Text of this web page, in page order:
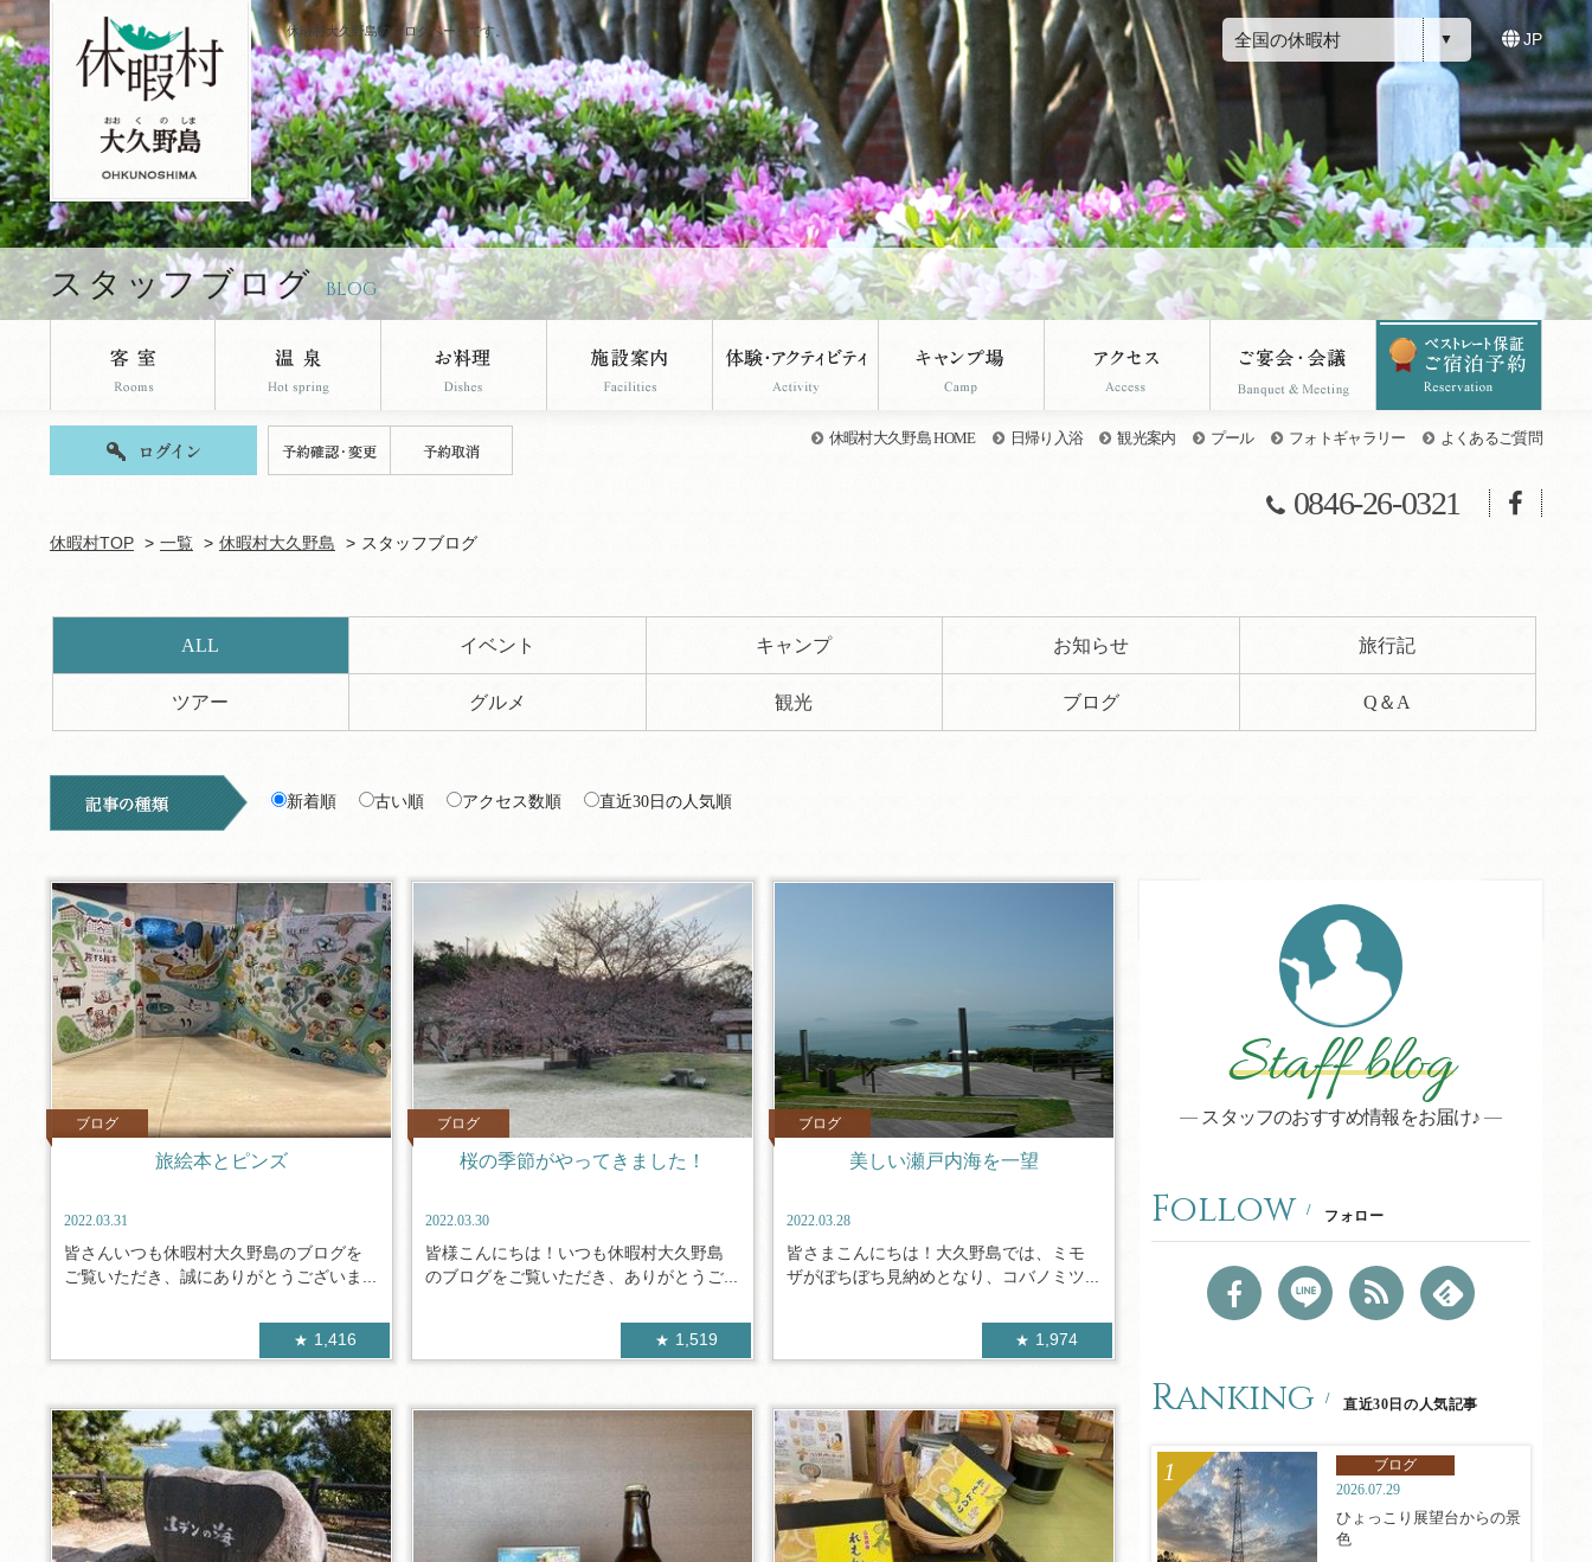
休暇村大久野島のブログページです。 全国の休暇村 JP
スタッフブログ BLOG
休暇村大久野島 HOME 日帰り入浴 観光案内 プール フォトギャラリー よくあるご質問
0846-26-0321
休暇村TOP 一覧 休暇村大久野島 スタッフブログ
ALL イベント キャンプ お知らせ 旅行記
ツアー グルメ 観光 ブログ Q＆A
新着順 古い順 アクセス数順 直近30日の人気順
ブログ
旅絵本とピンズ
2022.03.31
皆さんいつも休暇村大久野島のブログを
ご覧いただき、誠にありがとうございま...
1,416
ブログ
桜の季節がやってきました！
2022.03.30
皆様こんにちは！いつも休暇村大久野島
のブログをご覧いただき、ありがとうご...
1,519
ブログ
美しい瀬戸内海を一望
2022.03.28
皆さまこんにちは！大久野島では、ミモ
ザがぼちぼち見納めとなり、コバノミツ...
1,974
Staff blog
スタッフのおすすめ情報をお届け♪
Follow フォロー
Ranking 直近30日の人気記事
ブログ
2026.07.29
ひょっこり展望台からの景
色